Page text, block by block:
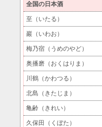
全国の日本酒
至（いたる）
巖（いわお）
梅乃宿（うめのやど）
奥播磨（おくはりま）
川鶴（かわつる）
北島（きたじま）
亀齢（きれい）
久保田（くぼた）